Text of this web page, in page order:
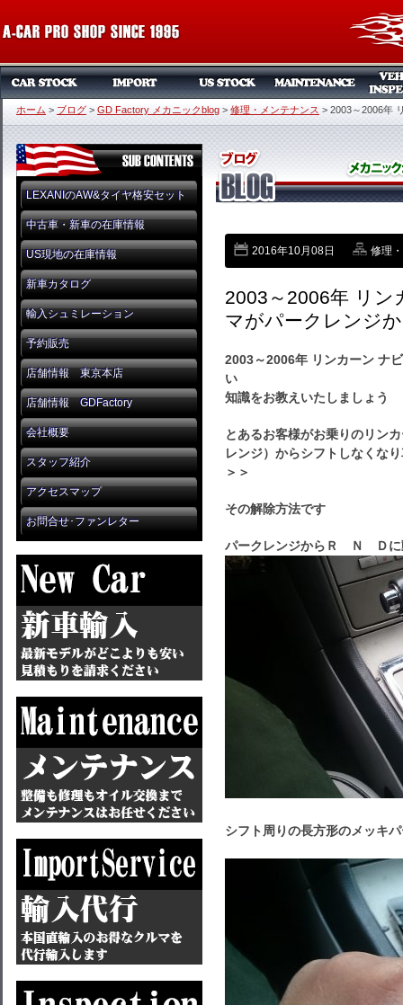
ホーム > ブログ > GD Factory メカニックblog > 修理・メンテナンス > 2003～2006年
LEXANIのAW&タイヤ格安セット
中古車・新車の在庫情報
US現地の在庫情報
新車カタログ
輸入シュミレーション
予約販売
店舗情報 東京本店
店舗情報 GDFactory
会社概要
スタッフ紹介
アクセスマップ
お問合せ･ファンレター
2016年10月08日 修理
2003～2006年 リ
マがパークレンジ
2003～2006年 リンカーン ナ
い
知識をお教えいたしましょう
とあるお客様がお乗りのリン
レンジ）からシフトしなくな
＞＞
その解除方法です
パークレンジからＲ Ｎ Ｄに
シフト周りの長方形のメッキ